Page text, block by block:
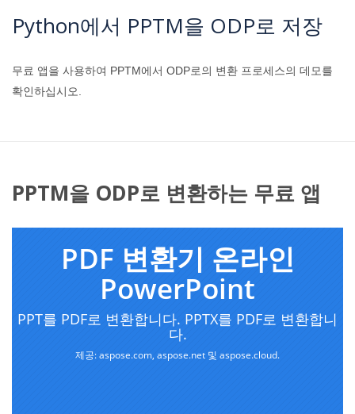
Python에서 PPTM을 ODP로 저장
무료 앱을 사용하여 PPTM에서 ODP로의 변환 프로세스의 데모를
확인하십시오.
PPTM을 ODP로 변환하는 무료 앱